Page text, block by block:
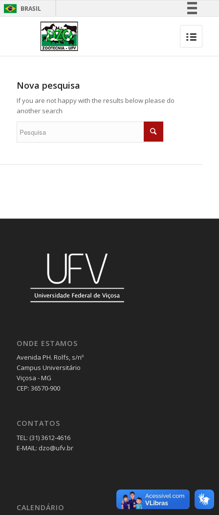
BRASIL
Canais
Nova pesquisa
If you are not happy with the results below please do
another search
ONDE ESTAMOS
Avenida PH. Rolfs, s/nº
Campus Universitário
Viçosa - MG
CEP: 36570-900
CONTATOS
TEL: (31) 3612-4616
E-MAIL: dzo@ufv.br
CALENDÁRIO